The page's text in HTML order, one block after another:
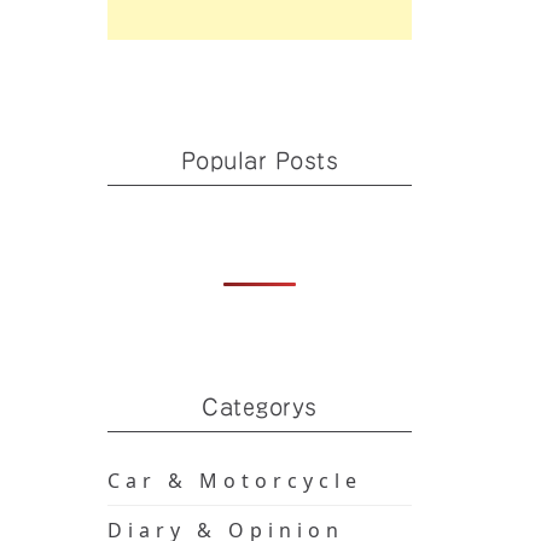
Popular Posts
Categorys
Car & Motorcycle
Diary & Opinion